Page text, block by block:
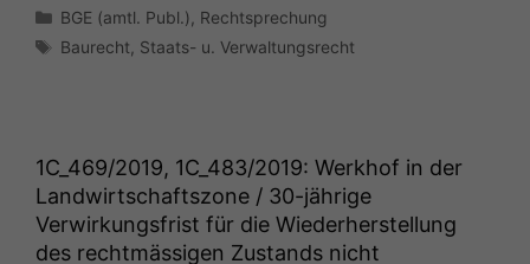
Kategorien
BGE (amtl. Publ.) Rechtsprechung
Schlagwörter
Baurecht Staats- u. Verwaltungsrecht
1C_469/2019, 1C_483/2019: Werkhof in der
Landwirtschaftszone / 30-jährige
Verwirkungsfrist für die Wiederherstellung
des rechtmässigen Zustands nicht
Notwendige
Cookies
optional, es
braucht sie,
damit die
Website
korrekt